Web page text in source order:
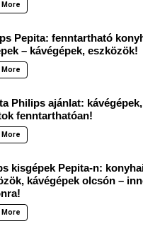
More
Pepita: fenntartható
– kávégépek, eszközök!
More
Philips ajánlat:
fenntarthatóan!
More
kisgépek Pepita-n:
kávégépek olcsón –
More